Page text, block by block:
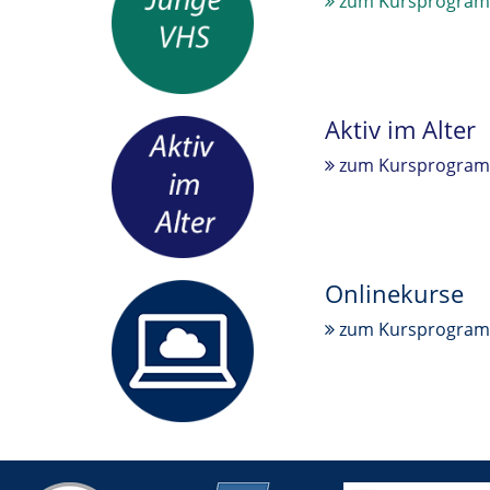
Aktiv im Alter
zum
Onlinekurse
zum